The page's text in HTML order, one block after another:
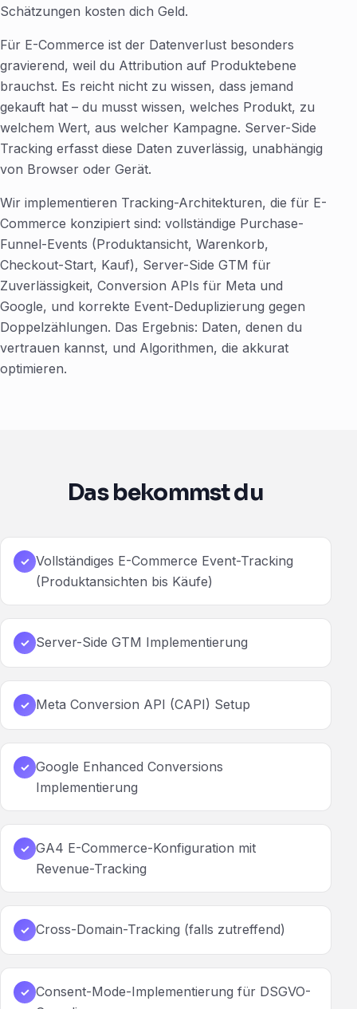
Schätzungen kosten dich Geld.
Für E-Commerce ist der Datenverlust besonders
gravierend, weil du Attribution auf Produktebene
brauchst. Es reicht nicht zu wissen, dass jemand
gekauft hat – du musst wissen, welches Produkt, zu
welchem Wert, aus welcher Kampagne. Server-Side
Tracking erfasst diese Daten zuverlässig, unabhängig
von Browser oder Gerät.
Wir implementieren Tracking-Architekturen, die für E-
Commerce konzipiert sind: vollständige Purchase-
Funnel-Events (Produktansicht, Warenkorb,
Checkout-Start, Kauf), Server-Side GTM für
Zuverlässigkeit, Conversion APIs für Meta und
Google, und korrekte Event-Deduplizierung gegen
Doppelzählungen. Das Ergebnis: Daten, denen du
vertrauen kannst, und Algorithmen, die akkurat
optimieren.
Das bekommst du
✓ Vollständiges E-Commerce Event-Tracking
(Produktansichten bis Käufe)
✓ Server-Side GTM Implementierung
✓ Meta Conversion API (CAPI) Setup
✓ Google Enhanced Conversions
Implementierung
✓ GA4 E-Commerce-Konfiguration mit
Revenue-Tracking
✓ Cross-Domain-Tracking (falls zutreffend)
✓ Consent-Mode-Implementierung für DSGVO-